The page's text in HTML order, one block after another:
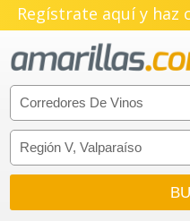
Regístrate aquí y haz